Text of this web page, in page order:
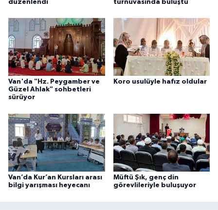
düzenlendi turnuvasında buluştu
Van'da "Hz. Peygamber ve
Güzel Ahlak" sohbetleri
sürüyor
Koro usulüyle hafız oldular
Van’da Kur’an Kursları arası
bilgi yarışması heyecanı
Müftü Şık, genç din
görevlileriyle buluşuyor
Kars Müftülüğü
Kastamonu Müftülüğü
Kayseri Müftülüğü
Kilis Müftülüğü
Kırıkkale Müftülüğü
Kırklareli Müftülüğü
Kırşehir Müftülüğü